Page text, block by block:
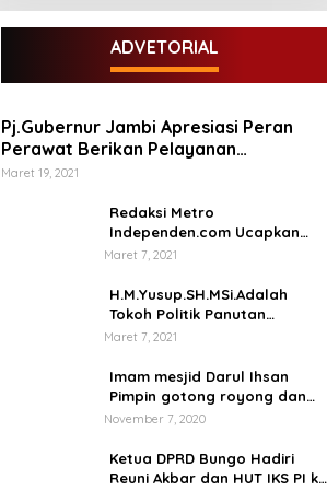
ADVETORIAL
Pj.Gubernur Jambi Apresiasi Peran
Perawat Berikan Pelayanan
Kesehatan
Maret 19, 2021
Redaksi Metro
Independen.com Ucapkan
Ribuan Trimakasih Kepada
Pembaca.
Maret 7, 2021
H.M.Yusup.SH.MSi.Adalah
Tokoh Politik Panutan
Bersosial Tinggi.
Maret 7, 2021
Imam mesjid Darul Ihsan
Pimpin gotong royong dan
rehab masjid di desa Tambun
kabupaten tebo
November 7, 2020
Ketua DPRD Bungo Hadiri
Reuni Akbar dan HUT IKS PI ke